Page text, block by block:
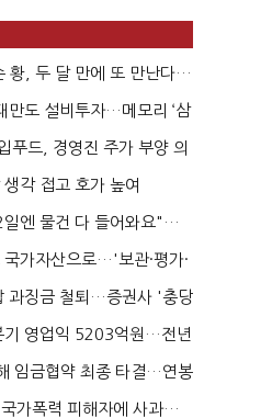
황, 두 달 만에 또 만난다…
...
만도 설비투자…메모리 ‘삼
푸드, 경영진 주가 부양 의
...
각 접고 호가 높여
한 한 채' 20...
엔 물건 다 들어와요"…
며 문 연 ...
국가자산으로…'보관·평가·
...
과징금 철퇴…증권사 '충당
...
기 영업익 5203억원…전년
소...
임금협약 최종 타결…연봉
격려...
가폭력 피해자에 사과…